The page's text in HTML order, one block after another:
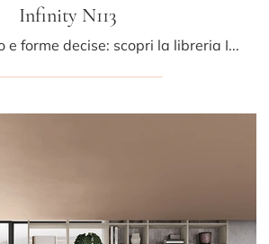
Infinity N113
Texture di pregio e forme decise: scopri la libreria Infinity N113 di Colombini Casa tra le più originali Librerie moderne a muro.